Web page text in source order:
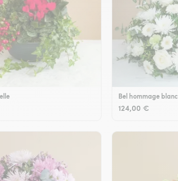
Bel hommage blanc
124,00 €